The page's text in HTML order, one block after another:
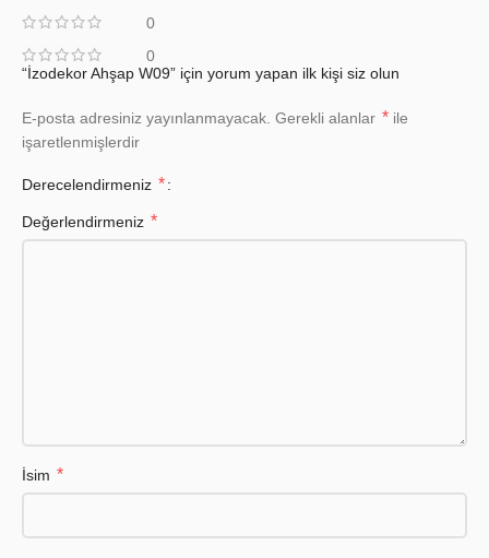
0
0
“İzodekor Ahşap W09” için yorum yapan ilk kişi siz olun
E-posta adresiniz yayınlanmayacak. Gerekli alanlar * ile
işaretlenmişlerdir
Derecelendirmeniz *
Değerlendirmeniz *
İsim *